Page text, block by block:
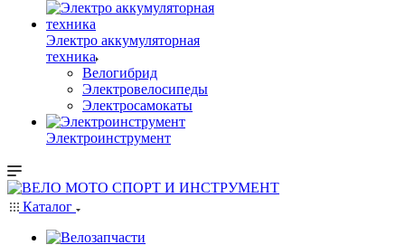
Электро аккумуляторная
техника
Велогибрид
Электровелосипеды
Электросамокаты
Электроинструмент
Каталог